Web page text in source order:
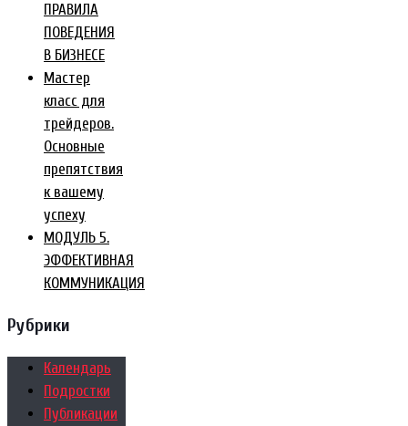
ПРАВИЛА
ПОВЕДЕНИЯ
В БИЗНЕСЕ
Мастер
класс для
трейдеров.
Основные
препятствия
к вашему
успеху
МОДУЛЬ 5.
ЭФФЕКТИВНАЯ
КОММУНИКАЦИЯ
Рубрики
Календарь
Подростки
Публикации